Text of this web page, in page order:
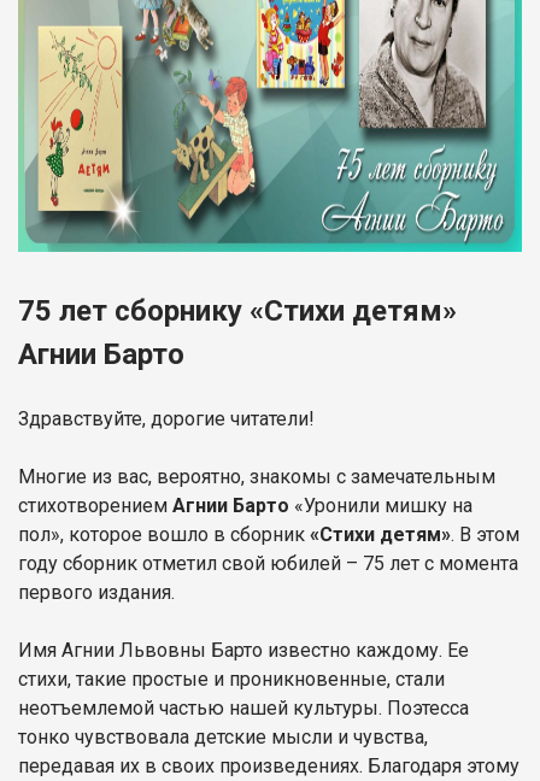
75 лет сборнику «Стихи детям»
Агнии Барто
Здравствуйте, дорогие читатели!
Многие из вас, вероятно, знакомы с замечательным
стихотворением Агнии Барто «Уронили мишку на
пол», которое вошло в сборник «Стихи детям». В этом
году сборник отметил свой юбилей – 75 лет с момента
первого издания.
Имя Агнии Львовны Барто известно каждому. Ее
стихи, такие простые и проникновенные, стали
неотъемлемой частью нашей культуры. Поэтесса
тонко чувствовала детские мысли и чувства,
передавая их в своих произведениях. Благодаря этому